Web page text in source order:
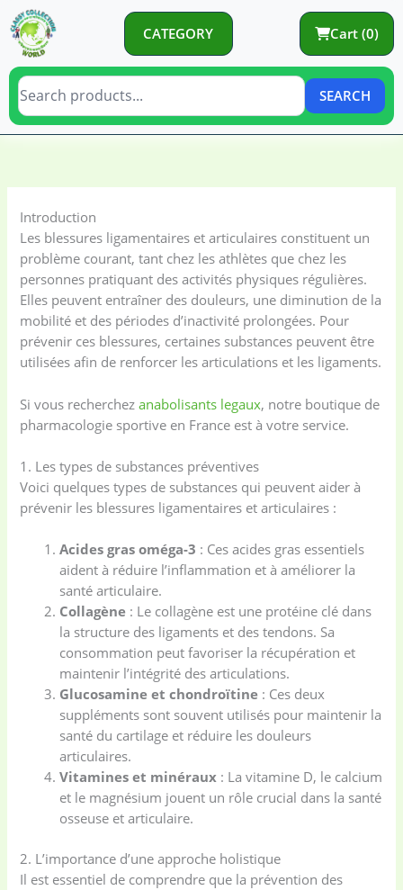
CATEGORY Cart (0)
SEARCH
Skip
to
content
e
o
r
y
e
o
r
i
e
Introduction
Les blessures ligamentaires et articulaires constituent un
problème courant, tant chez les athlètes que chez les
personnes pratiquant des activités physiques régulières.
Elles peuvent entraîner des douleurs, une diminution de la
mobilité et des périodes d’inactivité prolongées. Pour
prévenir ces blessures, certaines substances peuvent être
utilisées afin de renforcer les articulations et les ligaments.
Si vous recherchezanabolisants legaux, notre boutique de
pharmacologie sportive en France est à votre service.
1. Les types de substances préventives
Voici quelques types de substances qui peuvent aider à
prévenir les blessures ligamentaires et articulaires :
Acides gras oméga-3 : Ces acides gras essentiels
aident à réduire l’inflammation et à améliorer la
santé articulaire.
Collagène : Le collagène est une protéine clé dans
la structure des ligaments et des tendons. Sa
consommation peut favoriser la récupération et
maintenir l’intégrité des articulations.
Glucosamine et chondroïtine : Ces deux
suppléments sont souvent utilisés pour maintenir la
santé du cartilage et réduire les douleurs
articulaires.
Vitamines et minéraux : La vitamine D, le calcium
et le magnésium jouent un rôle crucial dans la santé
osseuse et articulaire.
2. L’importance d’une approche holistique
Il est essentiel de comprendre que la prévention des